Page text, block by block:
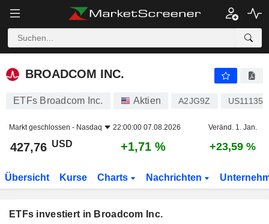
BROADCOM INC.
BROADCOM INC.
ETFs Broadcom Inc. Aktien A2JG9Z
Markt geschlossen - Nasdaq 22:00:00 07.08.2026 Veränd. 1. Jan.
427,76 USD +1,71 % +23,59 %
Übersicht Kurse Charts Nachrichten
ETFs investiert in Broadcom Inc.